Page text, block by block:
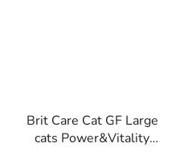
Brit Care Cat GF Large
cats Power&Vitality